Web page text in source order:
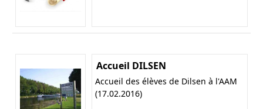
Accueil DILSEN
Accueil des élèves de Dilsen à l'AAM
(17.02.2016)